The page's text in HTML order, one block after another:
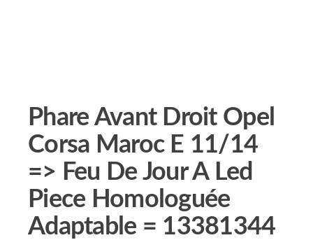
Phare Avant Droit Opel
Corsa Maroc E 11/14
=> Feu De Jour A Led
Piece Homologuée
Adaptable = 13381344